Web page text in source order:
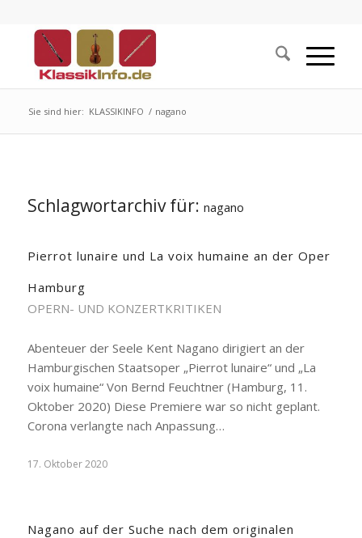
Sie sind hier: KLASSIKINFO / nagano
Schlagwortarchiv für: nagano
Pierrot lunaire und La voix humaine an der Oper
Hamburg
OPERN- UND KONZERTKRITIKEN
Abenteuer der Seele Kent Nagano dirigiert an der
Hamburgischen Staatsoper „Pierrot lunaire“ und „La
voix humaine“ Von Bernd Feuchtner (Hamburg, 11.
Oktober 2020) Diese Premiere war so nicht geplant.
Corona verlangte nach Anpassung…
17. Oktober 2020
Nagano auf der Suche nach dem originalen